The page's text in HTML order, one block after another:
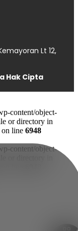
Lt 12,
Hak Cipta
content/object-
or directory in
on line 6948
content/object-
or directory in